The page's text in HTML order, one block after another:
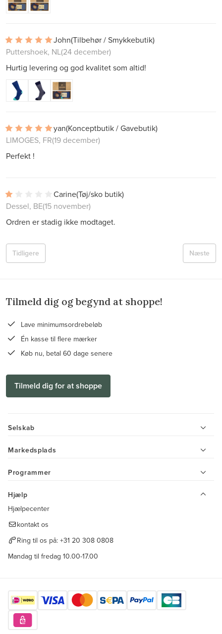
John(Tilbehør / Smykkebutik)
Puttershoek, NL(24 december)
Hurtig levering og god kvalitet som altid!
yan(Konceptbutik / Gavebutik)
LIMOGES, FR(19 december)
Perfekt !
Carine(Tøj/sko butik)
Dessel, BE(15 november)
Ordren er stadig ikke modtaget.
Næste
Tidligere
Tilmeld dig og begynd at shoppe!
Lave minimumsordrebeløb
Én kasse til flere mærker
Køb nu, betal 60 dage senere
Tilmeld dig for at shoppe
Selskab
Markedsplads
Programmer
Hjælp
Hjælpecenter
kontakt os
Ring til os på: +31 20 308 0808
Mandag til fredag 10.00-17.00